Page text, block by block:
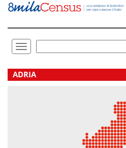
Vai
direttamente
Toggle
navigation
.
ADRIA